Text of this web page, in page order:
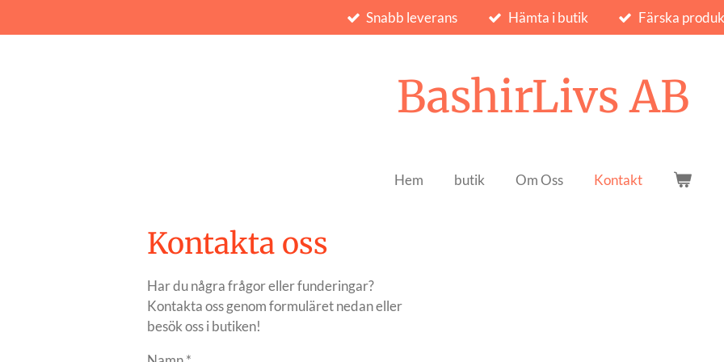
till
Snabb leverans Hämta i butik Färska
BashirLivs AB
Hem butik Om Oss Kontakt
Kontakta oss
Har du några frågor eller funderingar?
Kontakta oss genom formuläret nedan eller
besök oss i butiken!